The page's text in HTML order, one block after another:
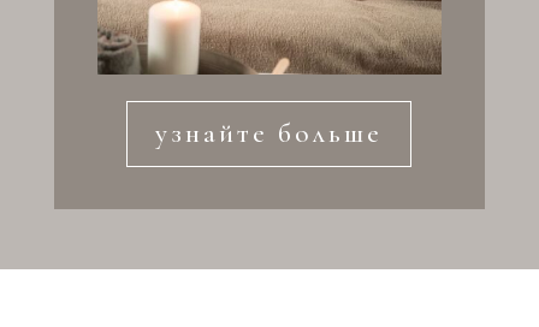
узнайте больше